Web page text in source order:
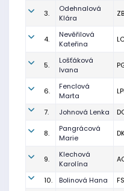
3.
Odehnalová
Klára
4.
Nevěřilová
Kateřina
5.
Lošťáková
Ivana
6.
Fenclová
Marta
7. Johnová Lenka
8.
Pangrácová
Marie
9.
Klechová
Karolína
10. Bolinová Hana